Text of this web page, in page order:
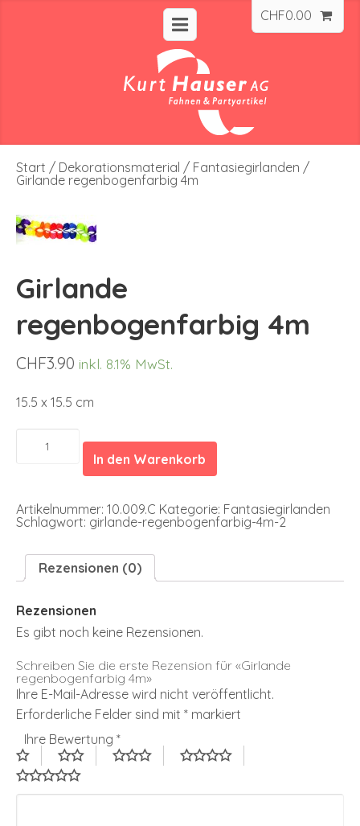
CHF0.00
Start / Dekorationsmaterial / Fantasiegirlanden /
Girlande regenbogenfarbig 4m
Girlande
regenbogenfarbig 4m
CHF3.90 inkl. 8.1% MwSt.
15.5 x 15.5 cm
Girlande
regenbogenfarbig
4m
In den Warenkorb
Artikelnummer: 10.009.C Kategorie: Fantasiegirlanden
Schlagwort: girlande-regenbogenfarbig-4m-2
Rezensionen (0)
Rezensionen
Es gibt noch keine Rezensionen.
Schreiben Sie die erste Rezension für «Girlande
regenbogenfarbig 4m»
Ihre E-Mail-Adresse wird nicht veröffentlicht.
Erforderliche Felder sind mit * markiert
Ihre Bewertung *